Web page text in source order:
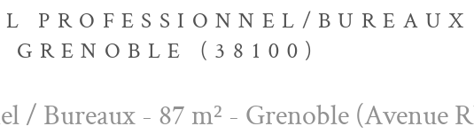
PROFESSIONNEL/
GRENOBLE (38100)
/ Bureaux - 87 m² - Grenoble (Avenue